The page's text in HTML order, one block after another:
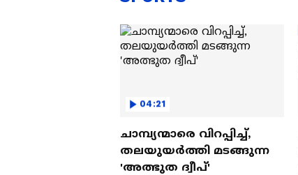
04:21
ചാമ്പ്യന്മാരെ വിറപ്പിച്ച്,
തലയുയർത്തി മടങ്ങുന്ന
'അത്ഭുത ദ്വീപ്'